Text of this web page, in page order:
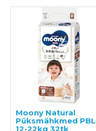
Moony Natural
Püksmähkmed PBL
12-22kg 32tk